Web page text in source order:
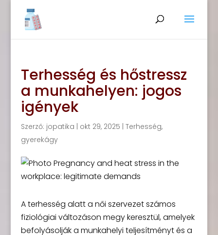
Terhesség és hőstressz
a munkahelyen: jogos
igények
Szerző: jopatika okt 29, 2025 Terhesség,
gyerekágy
A terhesség alatt a női szervezet számos
fiziológiai változáson megy keresztül, amelyek
befolyásolják a munkahelyi teljesítményt és a